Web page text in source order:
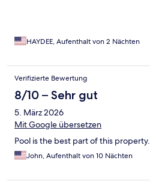
HAYDEE, Aufenthalt von 2 Nächten
Verifizierte Bewertung
8/10 – Sehr gut
5. März 2026
Mit Google übersetzen
Pool is the best part of this property.
John, Aufenthalt von 10 Nächten